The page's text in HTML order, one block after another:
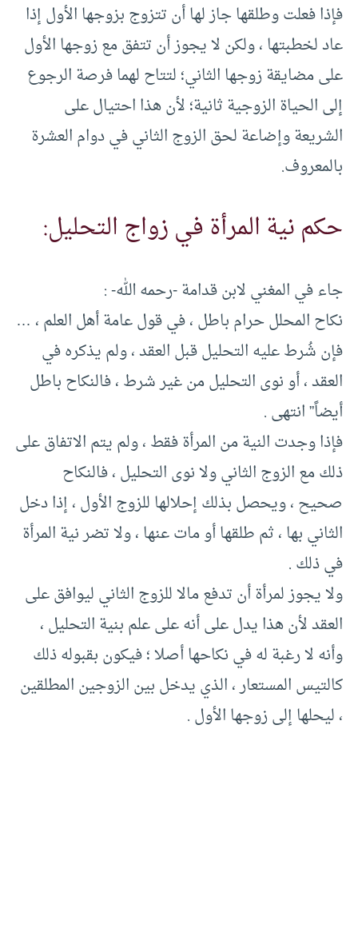
فإذا فعلت وطلقها جاز لها أن تتزوج بزوجها الأول إذا
عاد لخطبتها ، ولكن لا يجوز أن تتفق مع زوجها الأول
على مضايقة زوجها الثاني؛ لتتاح لهما فرصة الرجوع
إلى الحياة الزوجية ثانية؛ لأن هذا احتيال على
الشريعة وإضاعة لحق الزوج الثاني في دوام العشرة
بالمعروف.
حكم نية المرأة في زواج التحليل:
جاء في المغني لابن قدامة -رحمه الله- :
نكاح المحلل حرام باطل ، في قول عامة أهل العلم ، …
فإن شُرط عليه التحليل قبل العقد ، ولم يذكره في
العقد ، أو نوى التحليل من غير شرط ، فالنكاح باطل
أيضاً” انتهى .
فإذا وجدت النية من المرأة فقط ، ولم يتم الاتفاق على
ذلك مع الزوج الثاني ولا نوى التحليل ، فالنكاح
صحيح ، ويحصل بذلك إحلالها للزوج الأول ، إذا دخل
الثاني بها ، ثم طلقها أو مات عنها ، ولا تضر نية المرأة
في ذلك .
ولا يجوز لمرأة أن تدفع مالا للزوج الثاني ليوافق على
العقد لأن هذا يدل على أنه على علم بنية التحليل ،
وأنه لا رغبة له في نكاحها أصلا ؛ فيكون بقبوله ذلك
كالتيس المستعار ، الذي يدخل بين الزوجين المطلقين
، ليحلها إلى زوجها الأول .